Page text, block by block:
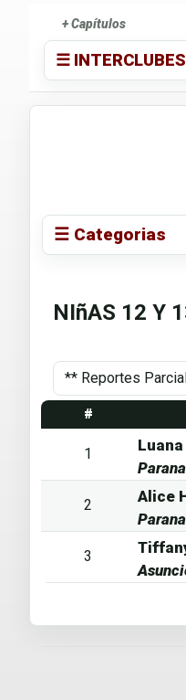
+ Capítulos
☰
☰ Categorias
NIñAS 12 Y
#
1
Luana
2
Alice
3